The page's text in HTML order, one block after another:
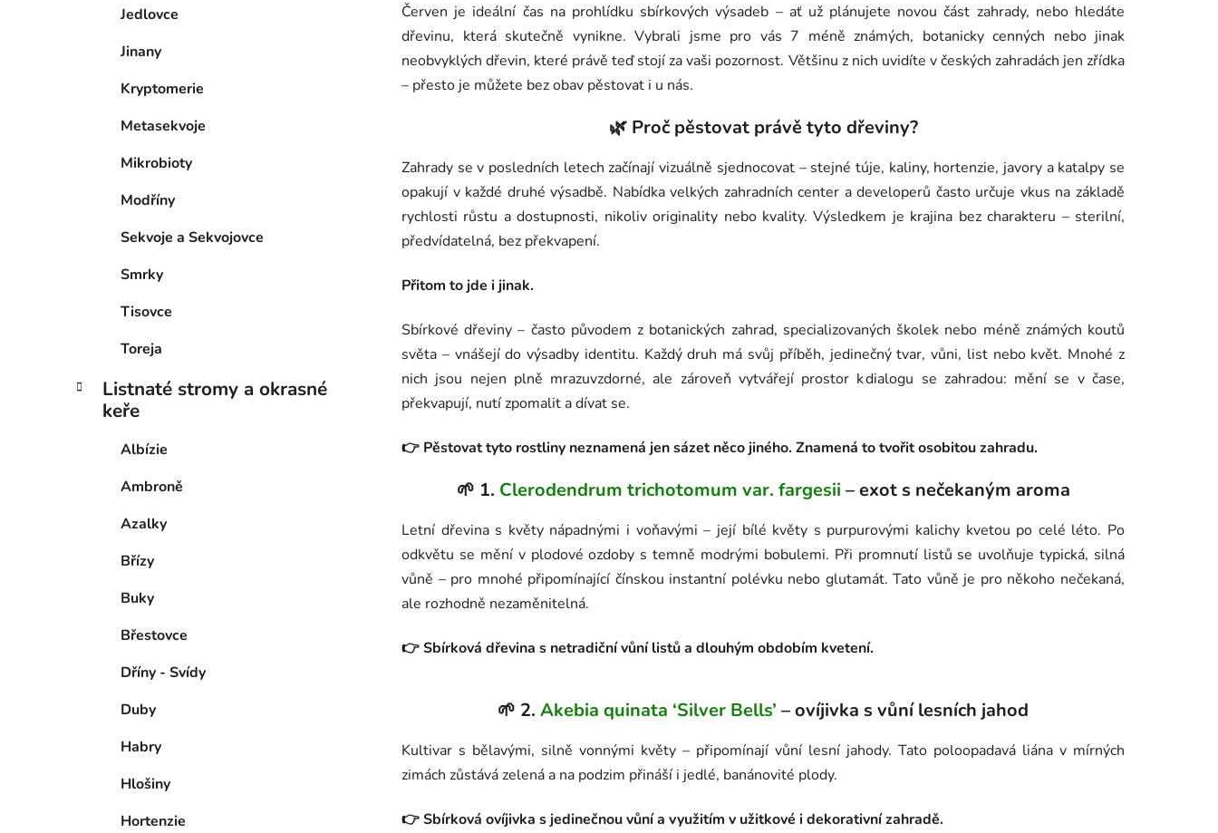
Jedlovce
Jinany
Kryptomerie
Metasekvoje
Mikrobioty
Modříny
Sekvoje a Sekvojovce
Smrky
Tisovce
Toreja
Listnaté stromy a okrasné
keře
Albízie
Ambroně
Azalky
Břízy
Buky
Břestovce
Dříny - Svídy
Duby
Habry
Hlošiny
Hortenzie
Červen je ideální čas na prohlídku sbírkových výsadeb – ať už plánujete novou část zahrady, nebo hledáte
dřevinu, která skutečně vynikne. Vybrali jsme pro vás 7 méně známých, botanicky cenných nebo jinak
neobvyklých dřevin, které právě teď stojí za vaši pozornost. Většinu z nich uvidíte v českých zahradách jen zřídka
– přesto je můžete bez obav pěstovat i u nás.
🌿 Proč pěstovat právě tyto dřeviny?
Zahrady se v posledních letech začínají vizuálně sjednocovat – stejné túje, kaliny, hortenzie, javory a katalpy se
opakují v každé druhé výsadbě. Nabídka velkých zahradních center a developerů často určuje vkus na základě
rychlosti růstu a dostupnosti, nikoliv originality nebo kvality. Výsledkem je krajina bez charakteru – sterilní,
předvídatelná, bez překvapení.
Přitom to jde i jinak.
Sbírkové dřeviny – často původem z botanických zahrad, specializovaných školek nebo méně známých koutů
světa – vnášejí do výsadby identitu. Každý druh má svůj příběh, jedinečný tvar, vůni, list nebo květ. Mnohé z
nich jsou nejen plně mrazuvzdorné, ale zároveň vytvářejí prostor k dialogu se zahradou: mění se v čase,
překvapují, nutí zpomalit a dívat se.
👉 Pěstovat tyto rostliny neznamená jen sázet něco jiného. Znamená to tvořit osobitou zahradu.
🌱 1. Clerodendrum trichotomum var. fargesii – exot s nečekaným aroma
Letní dřevina s květy nápadnými i voňavými – její bílé květy s purpurovými kalichy kvetou po celé léto. Po
odkvětu se mění v plodové ozdoby s temně modrými bobulemi. Při promnutí listů se uvolňuje typická, silná
vůně – pro mnohé připomínající čínskou instantní polévku nebo glutamát. Tato vůně je pro někoho nečekaná,
ale rozhodně nezaměnitelná.
👉 Sbírková dřevina s netradiční vůní listů a dlouhým obdobím kvetení.
🌱 2. Akebia quinata ‘Silver Bells’ – ovíjivka s vůní lesních jahod
Kultivar s bělavými, silně vonnými květy – připomínají vůní lesní jahody. Tato poloopadavá liána v mírných
zimách zůstává zelená a na podzim přináší i jedlé, banánovité plody.
👉 Sbírková ovíjivka s jedinečnou vůní a využitím v užitkové i dekorativní zahradě.